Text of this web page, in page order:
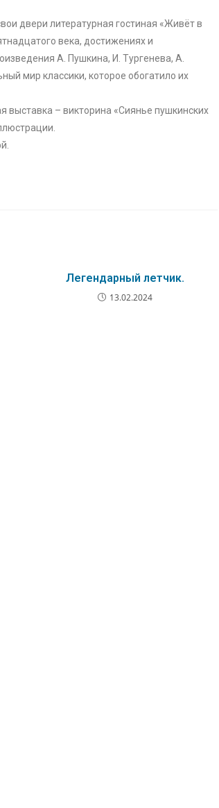
двери литературная гостиная «Живёт в
века, достижениях и
А. Пушкина, И. Тургенева, А.
мир классики, которое обогатило их
– викторина «Сиянье пушкинских
Легендарный летчик.
13.02.2024